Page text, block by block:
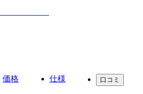
価格 仕様 口コミ